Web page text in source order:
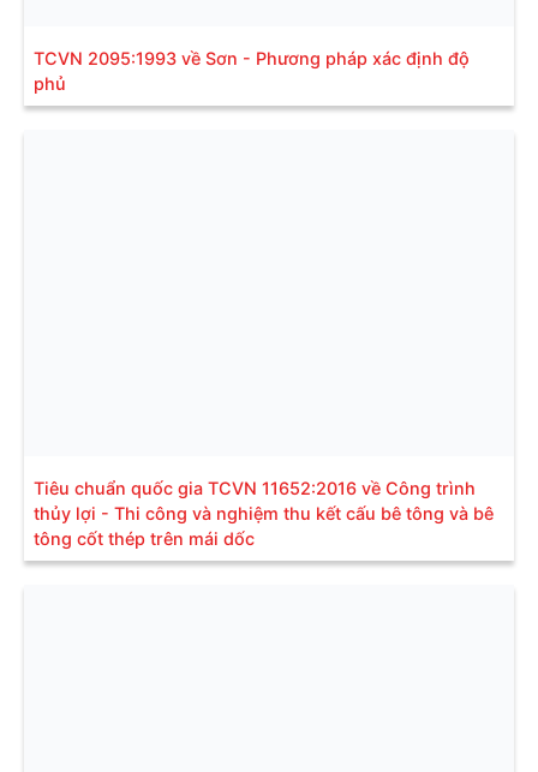
TCVN 2095:1993 về Sơn - Phương pháp xác định độ
phủ
Tiêu chuẩn quốc gia TCVN 11652:2016 về Công trình
thủy lợi - Thi công và nghiệm thu kết cấu bê tông và bê
tông cốt thép trên mái dốc